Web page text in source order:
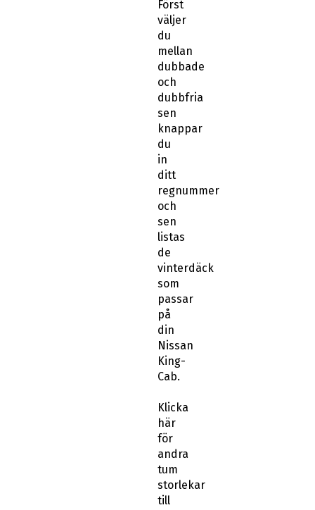
Först
väljer
du
mellan
dubbade
och
dubbfria
sen
knappar
du
in
ditt
regnummer
och
sen
listas
de
vinterdäck
som
passar
på
din
Nissan
King-
Cab.
Klicka
här
för
andra
tum
storlekar
till